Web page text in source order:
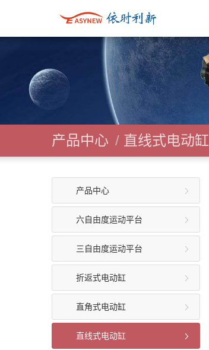
产品中心 / 直线式电动缸
产品中心
六自由度运动平台
三自由度运动平台
折返式电动缸
直角式电动缸
直线式电动缸